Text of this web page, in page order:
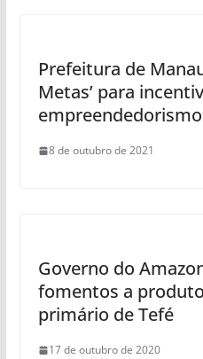
Prefeitura de
Metas’ para
8 de outubro de 2021
Governo do
fomentos a
primário de Tefé
17 de outubro de 2020